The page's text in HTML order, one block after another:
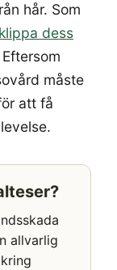
hår. Som
klippa dess
Eftersom
måste
att få
allvarlig